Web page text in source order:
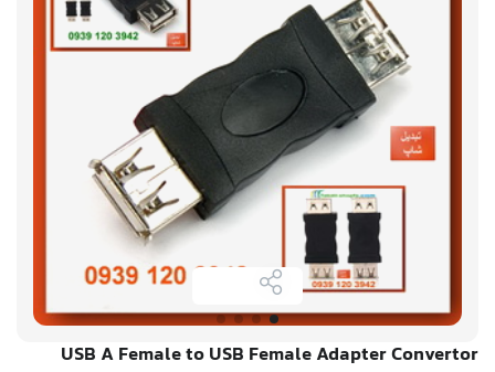
USB A Female to USB Female Adapter Convertor